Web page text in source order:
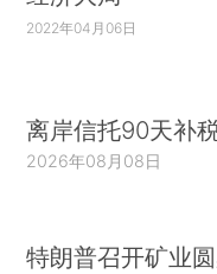
2022年04月06日
离岸信托90天补
2026年08月08日
特朗普召开矿业